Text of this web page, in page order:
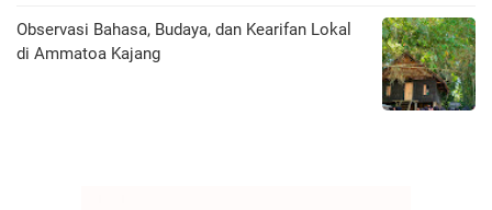
Observasi Bahasa, Budaya, dan Kearifan Lokal
di Ammatoa Kajang